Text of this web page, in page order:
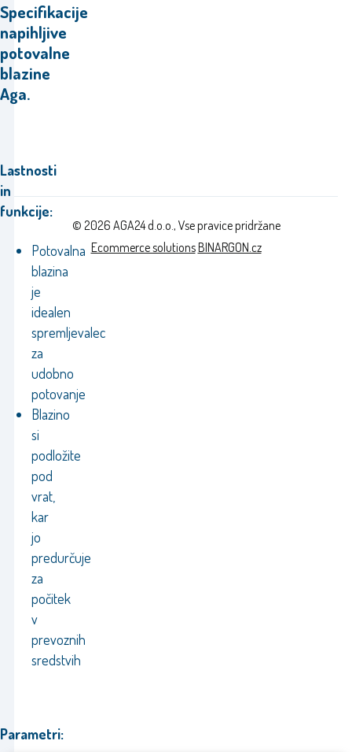
Specifikacije
napihljive
potovalne
blazine
Aga.
Lastnosti
in
funkcije:
Potovalna
blazina
je
idealen
spremljevalec
za
udobno
potovanje
Blazino
si
podložite
pod
vrat,
kar
jo
predurčuje
za
počitek
v
prevoznih
sredstvih
Parametri:
© 2026 AGA24 d.o.o., Vse pravice pridržane
Ecommerce solutionsBINARGON.cz